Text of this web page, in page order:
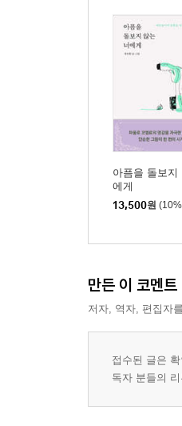
아픔을 돌보지
에게
13,500원
만든 이 코멘트
저자, 역자, 편집자
접수된 글은
독자 분들의